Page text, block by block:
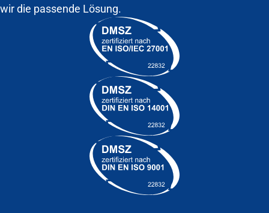
wir die passende Lösung.